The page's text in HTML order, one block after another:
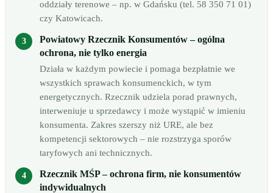
oddziały terenowe – np. w Gdańsku (tel. 58 350 71 01)
czy Katowicach.
Powiatowy Rzecznik Konsumentów – ogólna
ochrona, nie tylko energia
Działa w każdym powiecie i pomaga bezpłatnie we
wszystkich sprawach konsumenckich, w tym
energetycznych. Rzecznik udziela porad prawnych,
interweniuje u sprzedawcy i może wystąpić w imieniu
konsumenta. Zakres szerszy niż URE, ale bez
kompetencji sektorowych – nie rozstrzyga sporów
taryfowych ani technicznych.
Rzecznik MŚP – ochrona firm, nie konsumentów
indywidualnych